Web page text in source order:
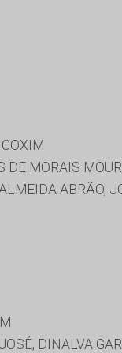
DE MORAIS
ABRÃO,
DINALVA